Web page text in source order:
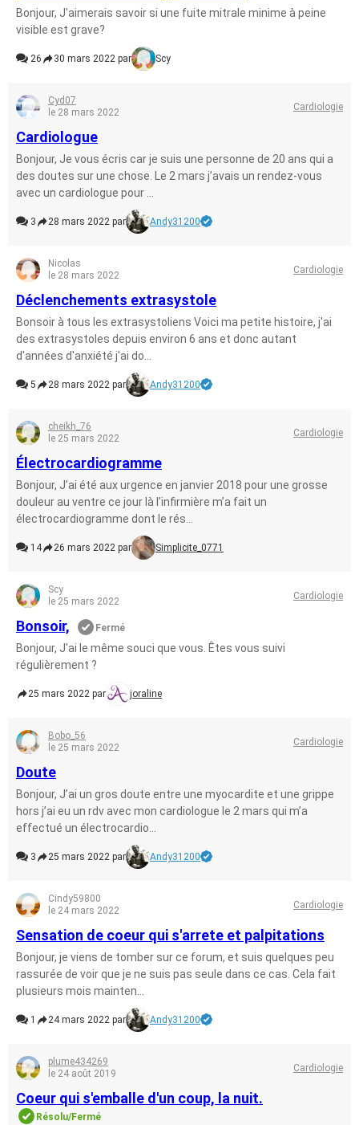
Bonjour, J'aimerais savoir si une fuite mitrale minime à peine
visible est grave?
26 30 mars 2022 par Scy
Cyd07
le 28 mars 2022
Cardiologie
Cardiologue
Bonjour, Je vous écris car je suis une personne de 20 ans qui a
des doutes sur une chose. Le 2 mars j’avais un rendez-vous
avec un cardiologue pour ...
3 28 mars 2022 par Andy31200
Nicolas
le 28 mars 2022
Cardiologie
Déclenchements extrasystole
Bonsoir à tous les extrasystoliens Voici ma petite histoire, j'ai
des extrasystoles depuis environ 6 ans et donc autant
d'années d'anxiété j'ai do...
5 28 mars 2022 par Andy31200
cheikh_76
le 25 mars 2022
Cardiologie
Électrocardiogramme
Bonjour, J’ai été aux urgence en janvier 2018 pour une grosse
douleur au ventre ce jour là l’infirmière m’a fait un
électrocardiogramme dont le rés...
14 26 mars 2022 par Simplicite_0771
Scy
le 25 mars 2022
Cardiologie
Bonsoir, Fermé
Bonjour, J'ai le même souci que vous. Êtes vous suivi
régulièrement ?
25 mars 2022 par joraline
Bobo_56
le 25 mars 2022
Cardiologie
Doute
Bonjour, J’ai un gros doute entre une myocardite et une grippe
hors j’ai eu un rdv avec mon cardiologue le 2 mars qui m’a
effectué un électrocardio...
3 25 mars 2022 par Andy31200
Cindy59800
le 24 mars 2022
Cardiologie
Sensation de coeur qui s'arrete et palpitations
Bonjour, je viens de tomber sur ce forum, et suis quelques peu
rassurée de voir que je ne suis pas seule dans ce cas. Cela fait
plusieurs mois mainten...
1 24 mars 2022 par Andy31200
plume434269
le 24 août 2019
Cardiologie
Coeur qui s'emballe d'un coup, la nuit.
Résolu/Fermé